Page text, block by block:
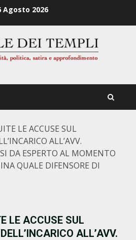
Agosto 2026
LE ACCUSE SUL
ALL’AVV.
DA ESPERTO AL MOMENTO
QUALE DIFENSORE DI
LE ACCUSE SUL
ALL’AVV.